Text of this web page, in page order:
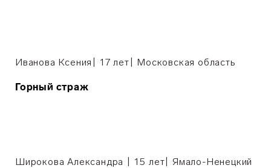
Иванова Ксения| 17 лет Московская область
Горный страж
Широкова Александра | 15 лет |Ямало-Ненецкий